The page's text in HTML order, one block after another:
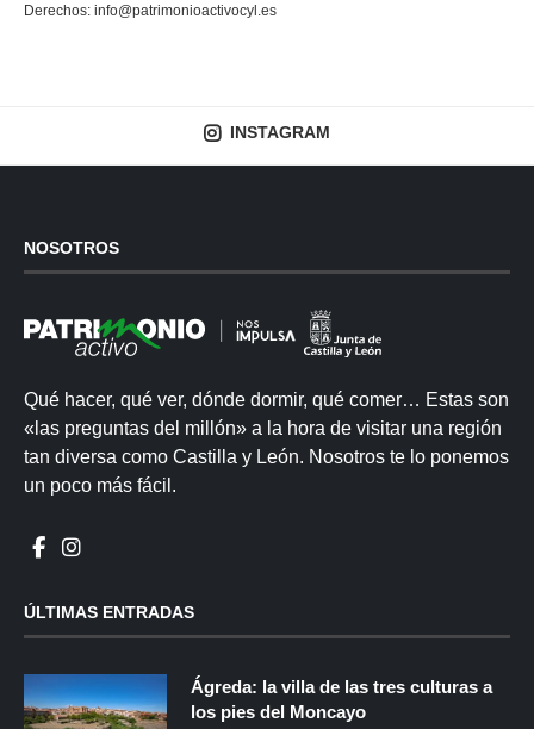
Derechos: info@patrimonioactivocyl.es
INSTAGRAM
NOSOTROS
Qué hacer, qué ver, dónde dormir, qué comer… Estas son
«las preguntas del millón» a la hora de visitar una región
tan diversa como Castilla y León. Nosotros te lo ponemos
un poco más fácil.
ÚLTIMAS ENTRADAS
Ágreda: la villa de las tres culturas a
los pies del Moncayo